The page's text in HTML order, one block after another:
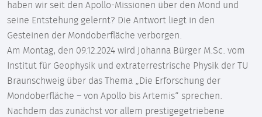
haben wir seit den Apollo-Missionen über den Mond und
seine Entstehung gelernt? Die Antwort liegt in den
Gesteinen der Mondoberfläche verborgen.
Am Montag, den 09.12.2024 wird Johanna Bürger M.Sc. vom
Institut für Geophysik und extraterrestrische Physik der TU
Braunschweig über das Thema „Die Erforschung der
Mondoberfläche – von Apollo bis Artemis“ sprechen.
Nachdem das zunächst vor allem prestigegetriebene